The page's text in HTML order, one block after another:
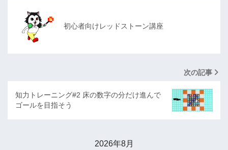
初心者向けレッドストーン講座
次の記事
知力トレーニング#2 床の数字の分だけ進んで
ゴールを目指そう
2026年8月